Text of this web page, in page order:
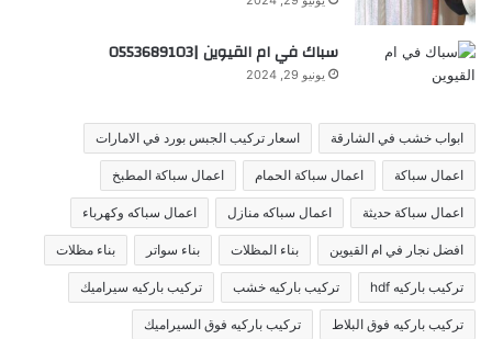
سباك في ام القيوين |0553689103
يونيو 29, 2024
ابواب خشب في الشارقة اسعار تركيب الجبس بورد في الامارات
اعمال سباكة اعمال سباكة الحمام اعمال سباكة المطبخ
اعمال سباكة حديثة اعمال سباكه منازل اعمال سباكه وكهرباء
افضل نجار في ام القيوين بناء المظلات بناء سواتر بناء مظلات
تركيب باركيه hdf تركيب باركيه خشب تركيب باركيه سيراميك
تركيب باركيه فوق البلاط تركيب باركيه فوق السيراميك